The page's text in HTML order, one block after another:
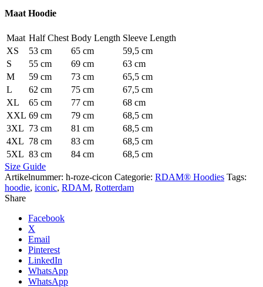
Maat Hoodie
Maat Half Chest Body Length Sleeve Length
XS
53 cm 65 cm
59,5 cm
S
55 cm 69 cm
63 cm
M
59 cm 73 cm
65,5 cm
L
62 cm 75 cm
67,5 cm
XL
65 cm 77 cm
68 cm
XXL 69 cm 79 cm
68,5 cm
3XL 73 cm 81 cm
68,5 cm
4XL 78 cm 83 cm
68,5 cm
5XL 83 cm 84 cm
68,5 cm
Size Guide
Artikelnummer: h-roze-cicon Categorie: RDAM® Hoodies Tags:
hoodie, iconic, RDAM, Rotterdam
Share
Facebook
X
Email
Pinterest
LinkedIn
WhatsApp
WhatsApp